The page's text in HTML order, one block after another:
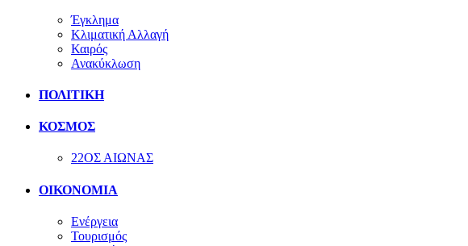
Έγκλημα
Κλιματική Αλλαγή
Καιρός
Ανακύκλωση
ΠΟΛΙΤΙΚΗ
ΚΟΣΜΟΣ
22ΟΣ ΑΙΩΝΑΣ
ΟΙΚΟΝΟΜΙΑ
Ενέργεια
Τουρισμός